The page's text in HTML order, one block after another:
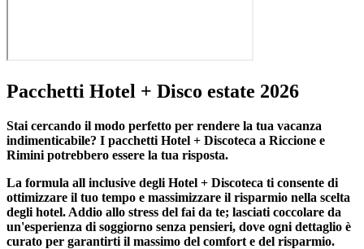
Pacchetti Hotel + Disco estate 2026
Stai cercando il modo perfetto per rendere la tua vacanza
indimenticabile? I pacchetti Hotel + Discoteca a Riccione e
Rimini potrebbero essere la tua risposta.
La formula all inclusive degli Hotel + Discoteca ti consente di
ottimizzare il tuo tempo e massimizzare il risparmio nella scelta
degli hotel. Addio allo stress del fai da te; lasciati coccolare da
un'esperienza di soggiorno senza pensieri, dove ogni dettaglio è
curato per garantirti il massimo del comfort e del risparmio.